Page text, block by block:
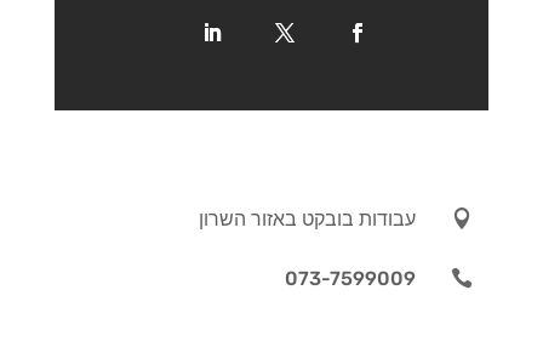
 עבודות בובקט באזור השרון

073-7599009